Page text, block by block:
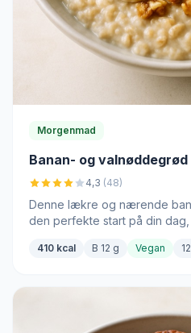
Morgenmad
Banan- og valnøddegrød
4,3 (48)
Denne lækre og nærende
den perfekte start på din
410 kcal B 12 g Vegan